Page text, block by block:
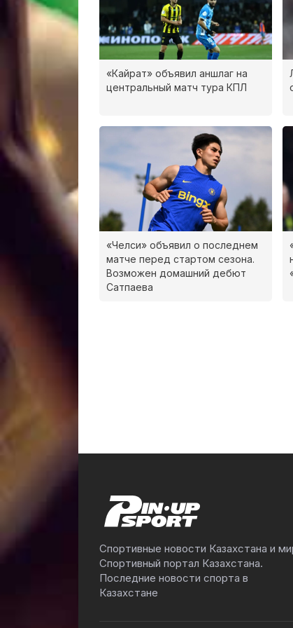
«Кайрат» объявил аншлаг на
центральный матч тура КПЛ
«Челси» объявил о последнем
матче перед стартом сезона.
Возможен домашний дебют
Сатпаева
Спортивные новости Казахстана и
Спортивный портал Казахстана.
Последние новости спорта в
Казахстане